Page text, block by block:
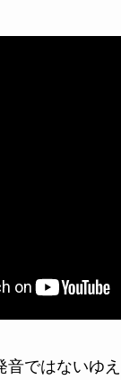
音ではないゆ